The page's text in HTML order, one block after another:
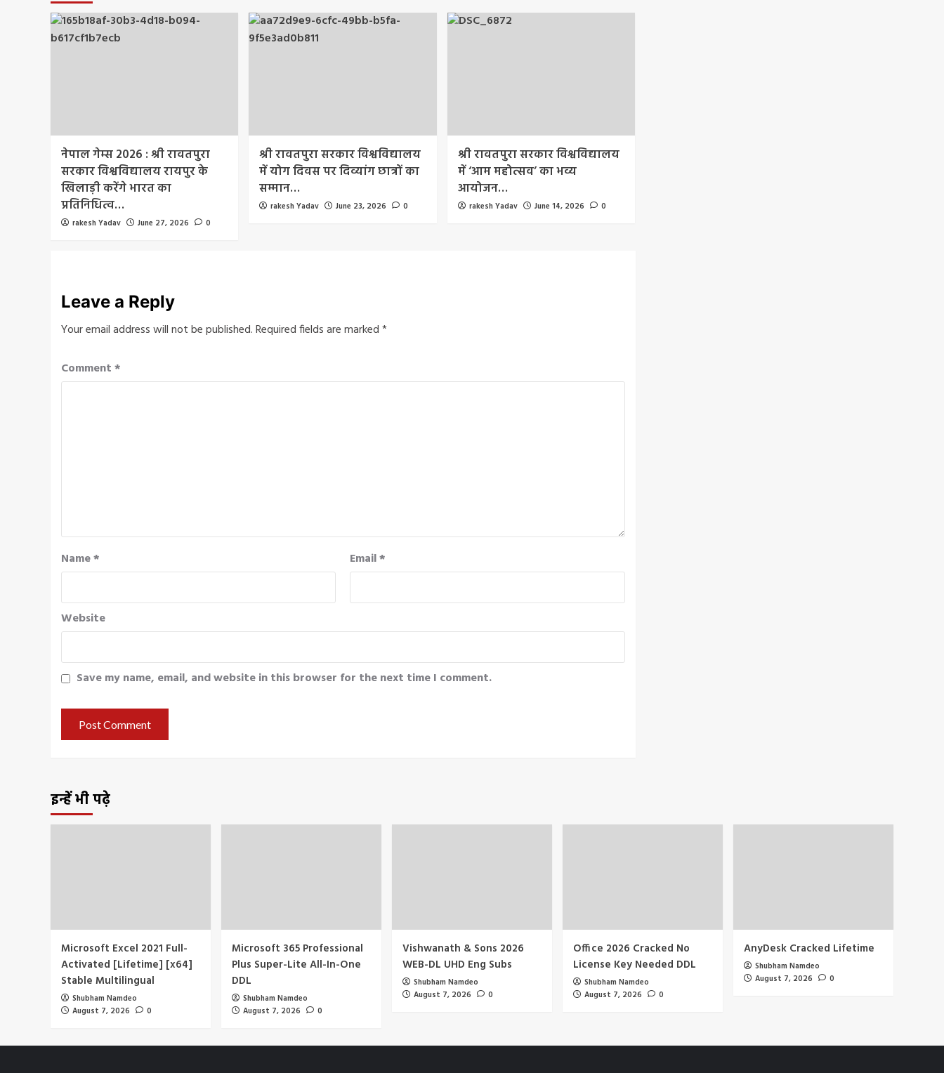
नेपाल गेम्स 2026 : श्री रावतपुरा
सरकार विश्वविद्यालय रायपुर के
खिलाड़ी करेंगे भारत का
प्रतिनिधित्व…
rakesh Yadav June 27, 2026 0
श्री रावतपुरा सरकार विश्वविद्यालय
में योग दिवस पर दिव्यांग छात्रों का
सम्मान…
rakesh Yadav June 23, 2026 0
श्री रावतपुरा सरकार विश्वविद्यालय
में ‘आम महोत्सव’ का भव्य
आयोजन…
rakesh Yadav June 14, 2026 0
Leave a Reply
Your email address will not be published.Required fields are marked*
Comment*
Name* Email*
Website
Save my name, email, and website in this browser for the next time I comment.
इन्हें भी पढ़े
Microsoft Excel 2021 Full-
Activated [Lifetime] [x64]
Stable Multilingual
Shubham Namdeo
August 7, 2026
0
Microsoft 365 Professional
Plus Super-Lite All-In-One
DDL
Shubham Namdeo
August 7, 2026
0
Vishwanath & Sons 2026
WEB-DL UHD Eng Subs
Shubham Namdeo
August 7, 2026
0
Office 2026 Cracked No
License Key Needed DDL
Shubham Namdeo
August 7, 2026
0
AnyDesk Cracked Lifetime
Shubham Namdeo
August 7, 2026
0